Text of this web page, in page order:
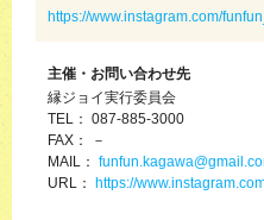
https://www.instagram.com/
主催・お問い合わせ先
縁ジョイ実行委員会
TEL： 087-885-3000
FAX： －
MAIL：
URL： https://